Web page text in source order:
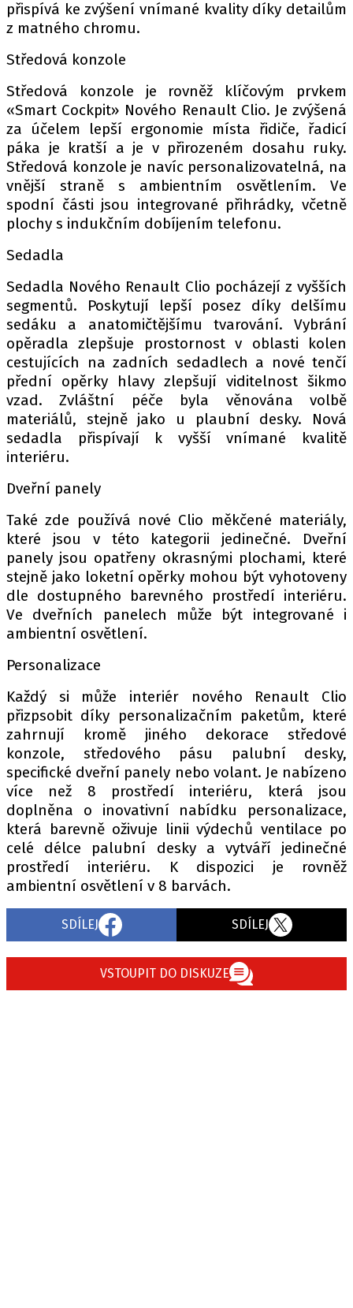
přispívá ke zvýšení vnímané kvality díky detailům
z matného chromu.
Středová konzole
Středová konzole je rovněž klíčovým prvkem
«Smart Cockpit» Nového Renault Clio. Je zvýšená
za účelem lepší ergonomie místa řidiče, řadicí
páka je kratší a je v přirozeném dosahu ruky.
Středová konzole je navíc personalizovatelná, na
vnější straně s ambientním osvětlením. Ve
spodní části jsou integrované přihrádky, včetně
plochy s indukčním dobíjením telefonu.
Sedadla
Sedadla Nového Renault Clio pocházejí z vyšších
segmentů. Poskytují lepší posez díky delšímu
sedáku a anatomičtějšímu tvarování. Vybrání
opěradla zlepšuje prostornost v oblasti kolen
cestujících na zadních sedadlech a nové tenčí
přední opěrky hlavy zlepšují viditelnost šikmo
vzad. Zvláštní péče byla věnována volbě
materiálů, stejně jako u plaubní desky. Nová
sedadla přispívají k vyšší vnímané kvalitě
interiéru.
Dveřní panely
Také zde používá nové Clio měkčené materiály,
které jsou v této kategorii jedinečné. Dveřní
panely jsou opatřeny okrasnými plochami, které
stejně jako loketní opěrky mohou být vyhotoveny
dle dostupného barevného prostředí interiéru.
Ve dveřních panelech může být integrované i
ambientní osvětlení.
Personalizace
Každý si může interiér nového Renault Clio
přizpsobit díky personalizačním paketům, které
zahrnují kromě jiného dekorace středové
konzole, středového pásu palubní desky,
specifické dveřní panely nebo volant. Je nabízeno
více než 8 prostředí interiéru, která jsou
doplněna o inovativní nabídku personalizace,
která barevně oživuje linii výdechů ventilace po
celé délce palubní desky a vytváří jedinečné
prostředí interiéru. K dispozici je rovněž
ambientní osvětlení v 8 barvách.
SDÍLEJ SDÍLEJ
VSTOUPIT DO DISKUZE